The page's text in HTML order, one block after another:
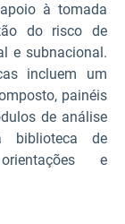
à tomada
do risco de
e subnacional.
incluem um
painéis
de análise
de
e